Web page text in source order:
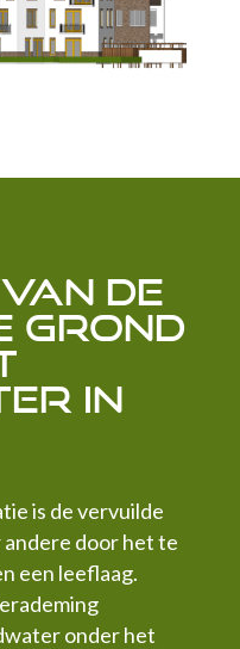
de
grond
in
is de vervuilde
door het te
een leeflaag.
onder het